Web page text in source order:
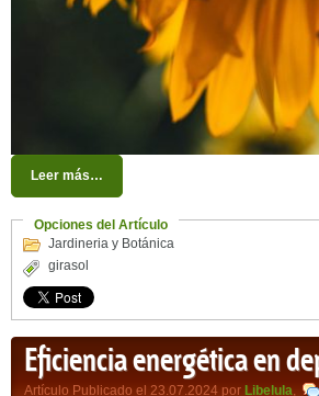
Leer más…
Opciones del Artículo
Jardineria y Botánica
girasol
Eficiencia energética en
Artículo Publicado el 23.07.2024 por Libelula,